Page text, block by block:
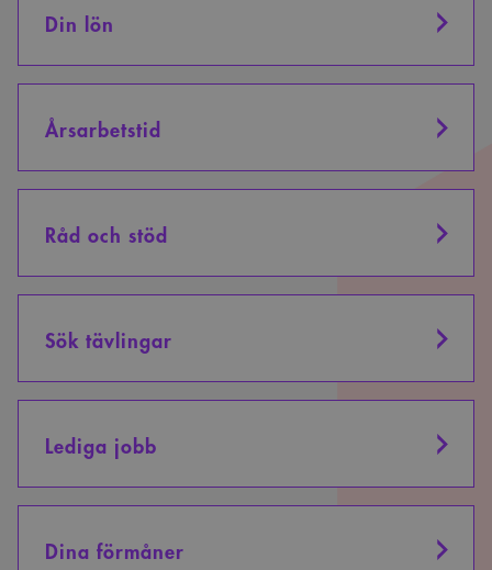
Din lön
Årsarbetstid
Råd och stöd
Sök tävlingar
Lediga jobb
Dina förmåner